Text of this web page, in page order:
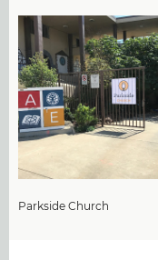
Parkside Church